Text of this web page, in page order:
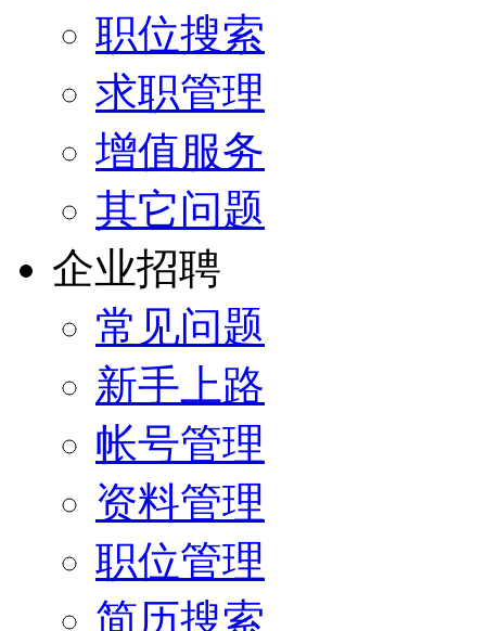
职位搜索
求职管理
增值服务
其它问题
企业招聘
常见问题
新手上路
帐号管理
资料管理
职位管理
简历搜索